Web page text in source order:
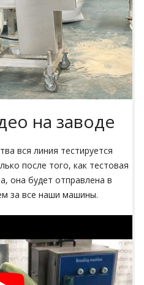
на заводе
вся линия тестируется
после того, как тестовая
она будет отправлена в
за все наши машины.